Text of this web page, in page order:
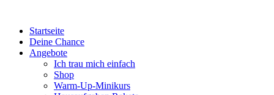
Startseite
Deine Chance
Angebote
Ich trau mich einfach
Shop
Warm-Up-Minikurs